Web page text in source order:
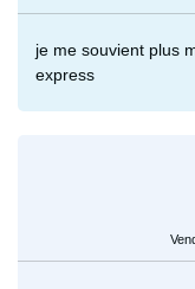
je me souvient plus
express